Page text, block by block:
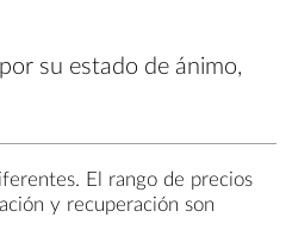
su estado de ánimo,
El rango de precios
y recuperación son